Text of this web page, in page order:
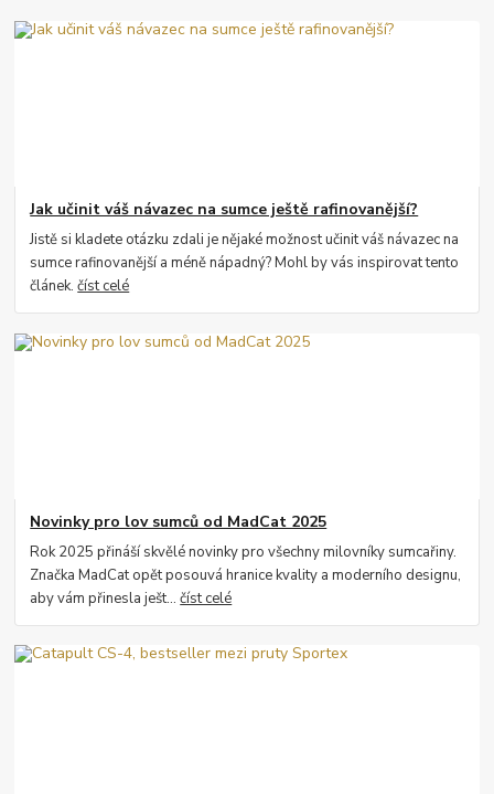
Jak učinit váš návazec na sumce ještě rafinovanější?
Jistě si kladete otázku zdali je nějaké možnost učinit váš návazec na
sumce rafinovanější a méně nápadný? Mohl by vás inspirovat tento
článek.číst celé
Novinky pro lov sumců od MadCat 2025
Rok 2025 přináší skvělé novinky pro všechny milovníky sumcařiny.
Značka MadCat opět posouvá hranice kvality a moderního designu,
aby vám přinesla ješt...číst celé